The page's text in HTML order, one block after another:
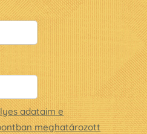
adataim e
meghatározott